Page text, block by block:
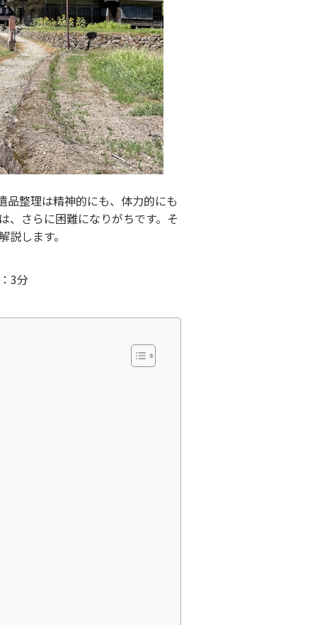
品整理は精神的にも、体力的にも
、さらに困難になりがちです。そ
します。
3分